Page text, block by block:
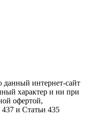
интернет-сайт
характер и ни при
офертой,
и Статьи 435